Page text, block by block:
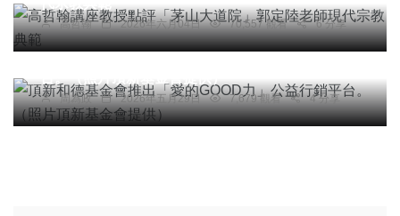
高哲翰 2026年六月04日 70,557 觀看 6 分享
社會 綜合新聞 健康 旅遊 文教
頂新和德基金會推出「愛的GOOD力」公益行銷平
周為政 2026年五月29日 7,679 觀看 4 分享